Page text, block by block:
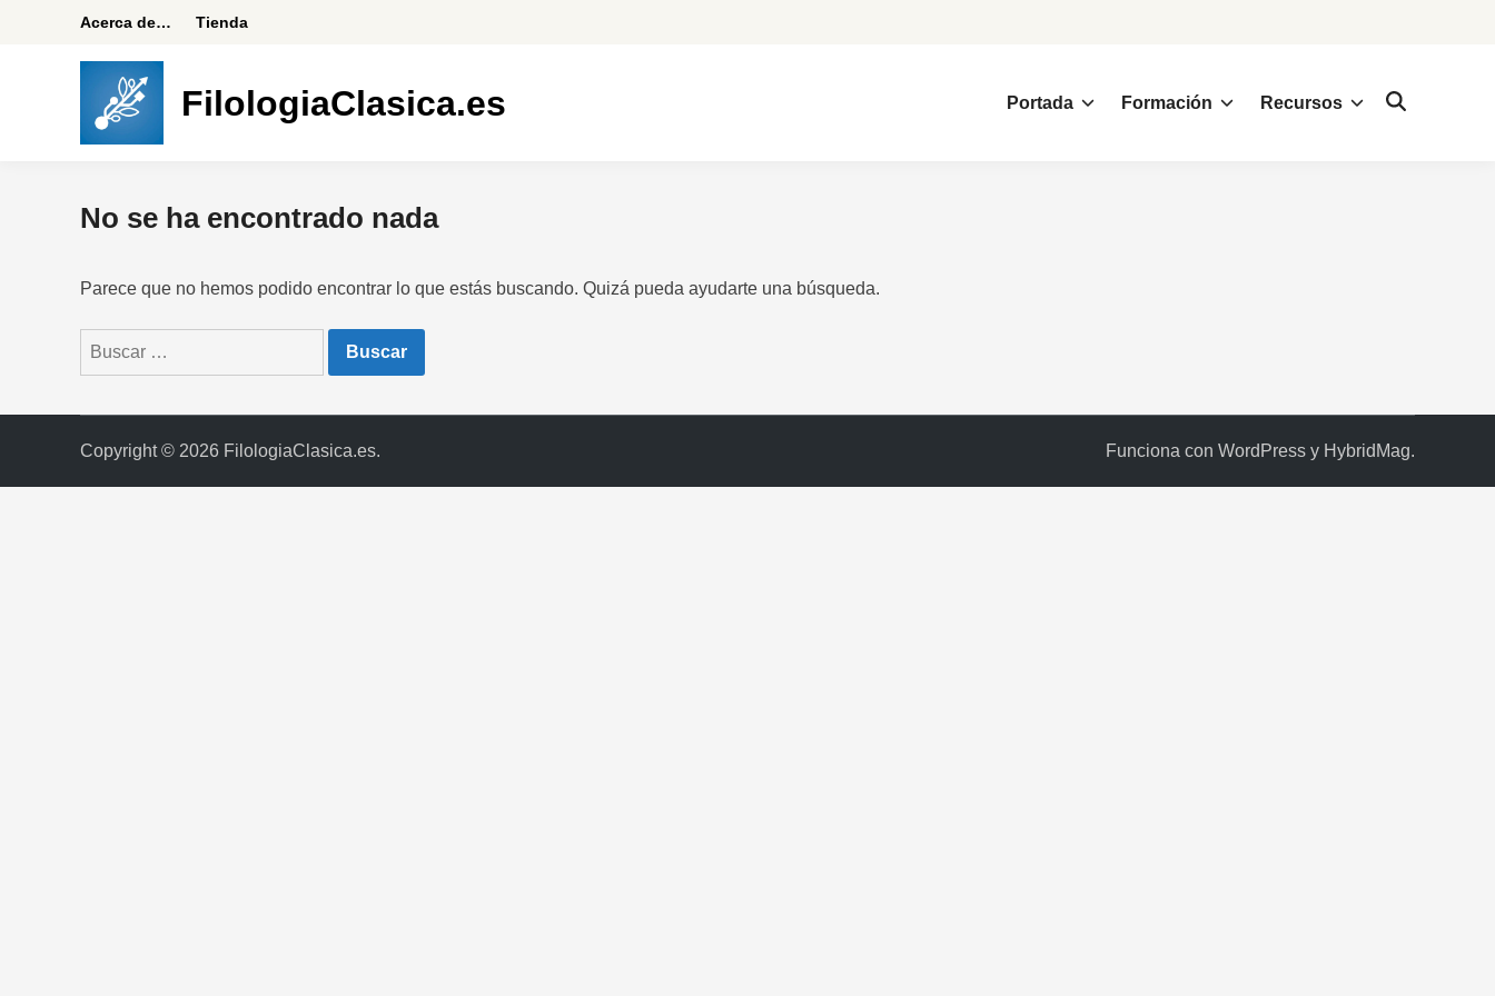
Acerca de… Tienda
FilologiaClasica.es Portada Formación Recursos
No se ha encontrado nada
Parece que no hemos podido encontrar lo que estás buscando. Quizá pueda ayudarte una búsqueda.
Buscar:
Copyright © 2026 FilologiaClasica.es. Funciona con WordPress y HybridMag.